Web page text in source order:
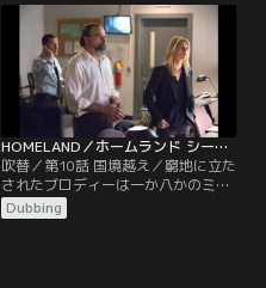
を修復するため、関係を絶ちたいと
アランに伝える。その一方でブロデ
ィー一家は、衝撃のニュースを耳に
する。
HOMELAND／ホームランド シーズン3 第10話／吹替
吹替／第10話 国境越え／窮地に立た
されたブロディーは一か八かのミッ
ションを開始するが、脆いコンディ
ションが全てに影響を及ぼしてい
Dubbing